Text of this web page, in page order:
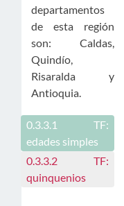
departamentos
de esta región
son: Caldas,
Quindío,
Risaralda y
Antioquia.
0.3.3.1
TF:
edades simples
0.3.3.2 TF:
quinquenios